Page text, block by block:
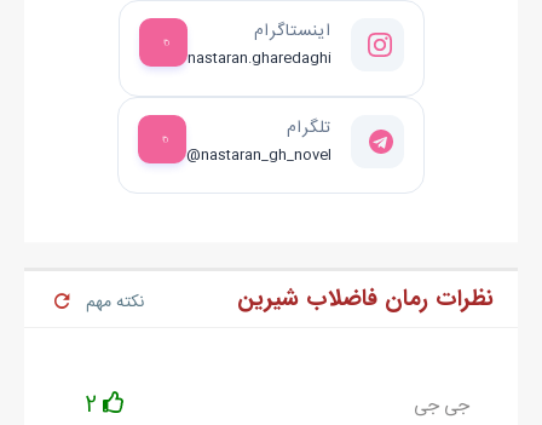
اینستاگرام
nastaran.gharedaghi
تلگرام
@nastaran_gh_novel
نظرات رمان فاضلاب شیرین نکته مهم
جی جی 2